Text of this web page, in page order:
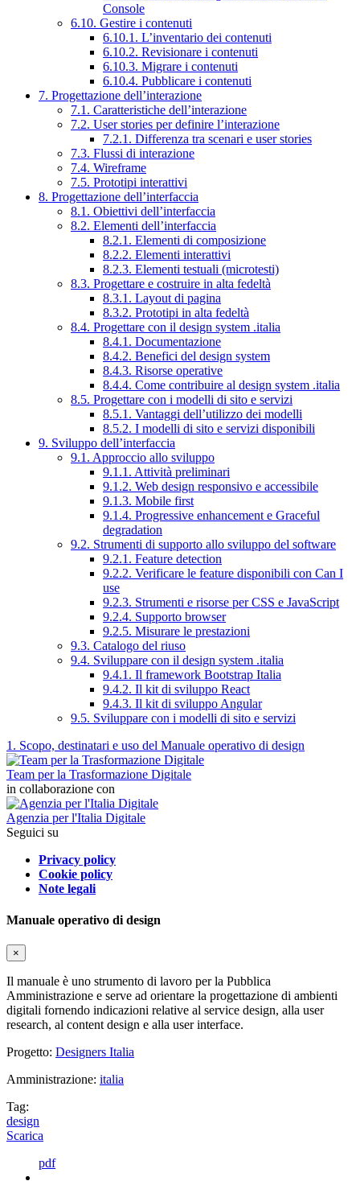
Console
6.10. Gestire i contenuti
6.10.1. L’inventario dei contenuti
6.10.2. Revisionare i contenuti
6.10.3. Migrare i contenuti
6.10.4. Pubblicare i contenuti
7. Progettazione dell’interazione
7.1. Caratteristiche dell’interazione
7.2. User stories per definire l’interazione
7.2.1. Differenza tra scenari e user stories
7.3. Flussi di interazione
7.4. Wireframe
7.5. Prototipi interattivi
8. Progettazione dell’interfaccia
8.1. Obiettivi dell’interfaccia
8.2. Elementi dell’interfaccia
8.2.1. Elementi di composizione
8.2.2. Elementi interattivi
8.2.3. Elementi testuali (microtesti)
8.3. Progettare e costruire in alta fedeltà
8.3.1. Layout di pagina
8.3.2. Prototipi in alta fedeltà
8.4. Progettare con il design system .italia
8.4.1. Documentazione
8.4.2. Benefici del design system
8.4.3. Risorse operative
8.4.4. Come contribuire al design system .italia
8.5. Progettare con i modelli di sito e servizi
8.5.1. Vantaggi dell’utilizzo dei modelli
8.5.2. I modelli di sito e servizi disponibili
9. Sviluppo dell’interfaccia
9.1. Approccio allo sviluppo
9.1.1. Attività preliminari
9.1.2. Web design responsivo e accessibile
9.1.3. Mobile first
9.1.4. Progressive enhancement e Graceful
degradation
9.2. Strumenti di supporto allo sviluppo del software
9.2.1. Feature detection
9.2.2. Verificare le feature disponibili con Can I
use
9.2.3. Strumenti e risorse per CSS e JavaScript
9.2.4. Supporto browser
9.2.5. Misurare le prestazioni
9.3. Catalogo del riuso
9.4. Sviluppare con il design system .italia
9.4.1. Il framework Bootstrap Italia
9.4.2. Il kit di sviluppo React
9.4.3. Il kit di sviluppo Angular
9.5. Sviluppare con i modelli di sito e servizi
1. Scopo, destinatari e uso del Manuale operativo di design
Team per la Trasformazione Digitale
in collaborazione con
Agenzia per l'Italia Digitale
Seguici su
Privacy policy
Cookie policy
Note legali
Manuale operativo di design
×
Il manuale è uno strumento di lavoro per la Pubblica
Amministrazione e serve ad orientare la progettazione di ambienti
digitali fornendo indicazioni relative al service design, alla user
research, al content design e alla user interface.
Progetto: Designers Italia
Amministrazione: italia
Tag:
design
Scarica
pdf